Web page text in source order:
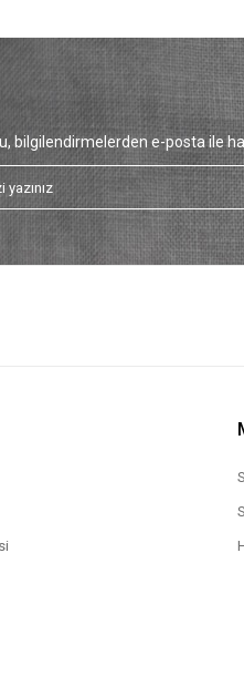
bilgilendirmelerden e-posta ile